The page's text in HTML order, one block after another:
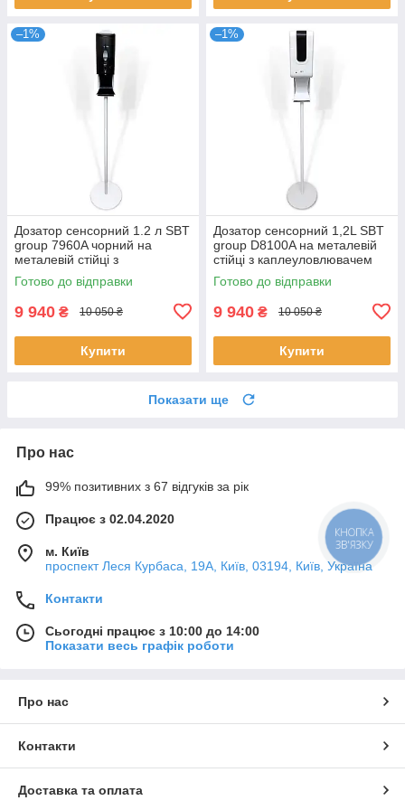
–1%
Дозатор сенсорний 1.2 л SBT
group 7960A чорний на
металевій стійці з
каплеуловлювачем (7960AB-
PK)
Готово до відправки
9 940 ₴ 10 050 ₴
Купити
–1%
Дозатор сенсорний 1,2L SBT
group D8100A на металевій
стійці з каплеуловлювачем
(D8100A-PK)
Готово до відправки
9 940 ₴ 10 050 ₴
Купити
Показати ще
Про нас
99% позитивних з 67 відгуків за рік
Працює з 02.04.2020
м. Київ
проспект Леся Курбаса, 19А, Київ, 03194, Київ, Україна
Контакти
Сьогодні працює з 10:00 до 14:00
Показати весь графік роботи
Про нас
Контакти
Доставка та оплата
КНОПКА
ЗВ'ЯЗКУ